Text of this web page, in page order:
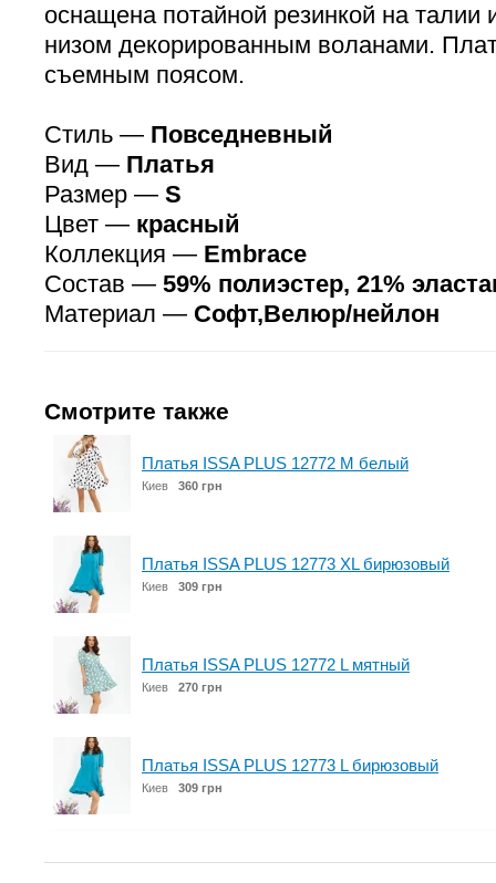
оснащена потайной резинкой на
низом декорированным воланами.
съемным поясом.
Стиль — Повседневный
Вид — Платья
Размер — S
Цвет — красный
Коллекция — Embrace
Состав — 59% полиэстер, 21%
Материал — Софт,Велюр/нейлон
Смотрите также
Платья ISSA PLUS 12772 M белый
Киев 360 грн
Платья ISSA PLUS 12773 XL бирюзовый
Киев 309 грн
Платья ISSA PLUS 12772 L мятный
Киев 270 грн
Платья ISSA PLUS 12773 L бирюзовый
Киев 309 грн